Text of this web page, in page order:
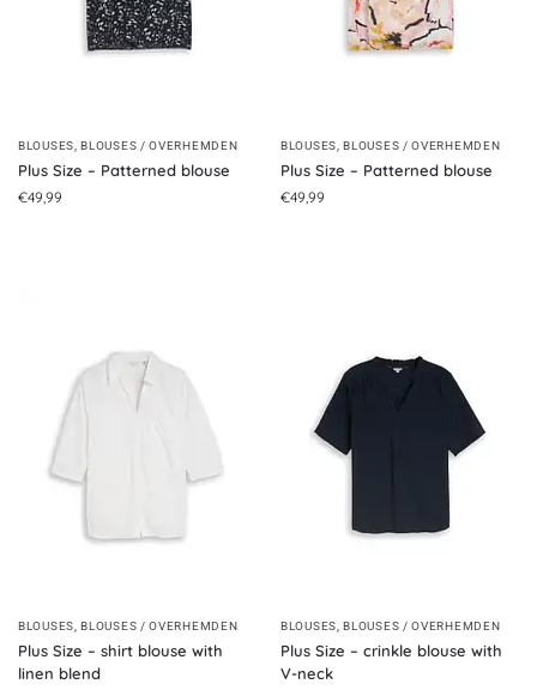
BLOUSES,BLOUSES / OVERHEMDEN
Plus Size – Patterned blouse
€49,99
BLOUSES,BLOUSES / OVERHEMDEN
Plus Size – Patterned blouse
€49,99
BLOUSES,BLOUSES / OVERHEMDEN
Plus Size – shirt blouse with
linen blend
BLOUSES,BLOUSES / OVERHEMDEN
Plus Size – crinkle blouse with
V-neck